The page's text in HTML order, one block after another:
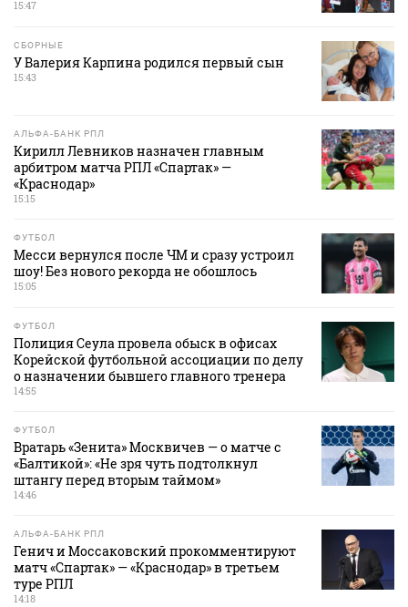
15:47
СБОРНЫЕ
У Валерия Карпина родился первый сын
15:43
АЛЬФА-БАНК РПЛ
Кирилл Левников назначен главным
арбитром матча РПЛ «Спартак» —
«Краснодар»
15:15
ФУТБОЛ
Месси вернулся после ЧМ и сразу устроил
шоу! Без нового рекорда не обошлось
15:05
ФУТБОЛ
Полиция Сеула провела обыск в офисах
Корейской футбольной ассоциации по делу
о назначении бывшего главного тренера
14:55
ФУТБОЛ
Вратарь «Зенита» Москвичев — о матче с
«Балтикой»: «Не зря чуть подтолкнул
штангу перед вторым таймом»
14:46
АЛЬФА-БАНК РПЛ
Генич и Моссаковский прокомментируют
матч «Спартак» — «Краснодар» в третьем
туре РПЛ
14:18